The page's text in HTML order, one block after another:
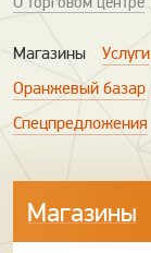
Магазины Услуги
Оранжевый базар
Спецпредложения
Магазины